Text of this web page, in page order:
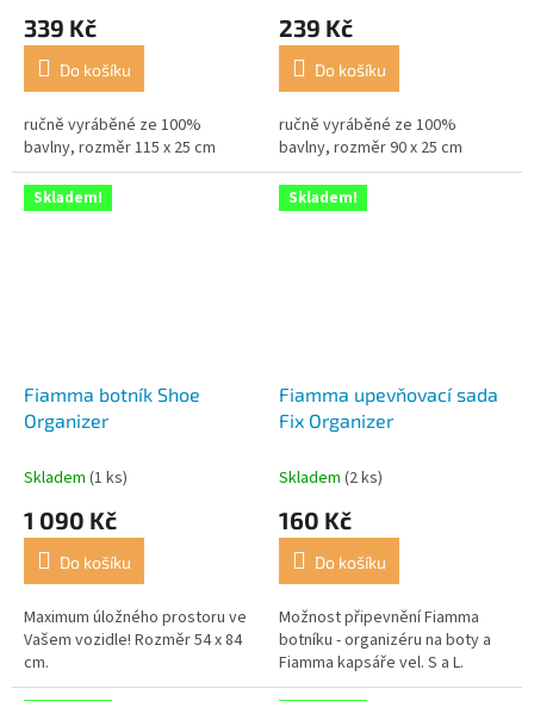
339 Kč
Do košíku
ručně vyráběné ze 100%
bavlny, rozměr 115 x 25 cm
239 Kč
Do košíku
ručně vyráběné ze 100%
bavlny, rozměr 90 x 25 cm
Skladem!
Fiamma botník Shoe
Organizer
Skladem (1 ks)
1 090 Kč
Do košíku
Maximum úložného prostoru ve
Vašem vozidle! Rozměr 54 x 84
cm.
Skladem!
Fiamma upevňovací sada
Fix Organizer
Skladem (2 ks)
160 Kč
Do košíku
Možnost připevnění Fiamma
botníku - organizéru na boty a
Fiamma kapsáře vel. S a L.